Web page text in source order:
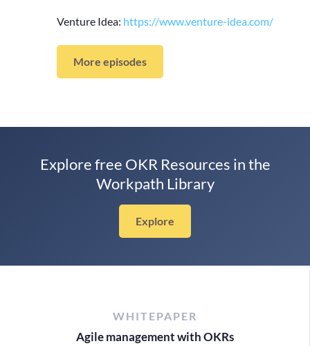
Venture Idea: https://www.venture-idea.com/
More episodes
Explore free OKR Resources in the
Workpath Library
Explore
WHITEPAPER
Agile management with OKRs